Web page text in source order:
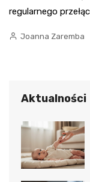
regularnego
Joanna Zaremba
Aktualności